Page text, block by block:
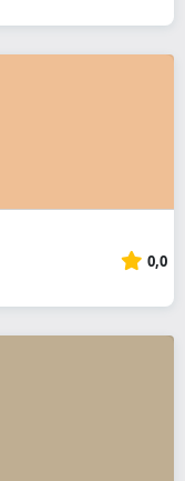
0,0